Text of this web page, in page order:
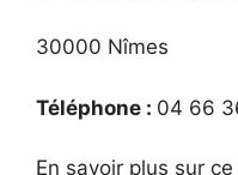
30000 Nîmes
Téléphone : 04 66
En savoir plus sur